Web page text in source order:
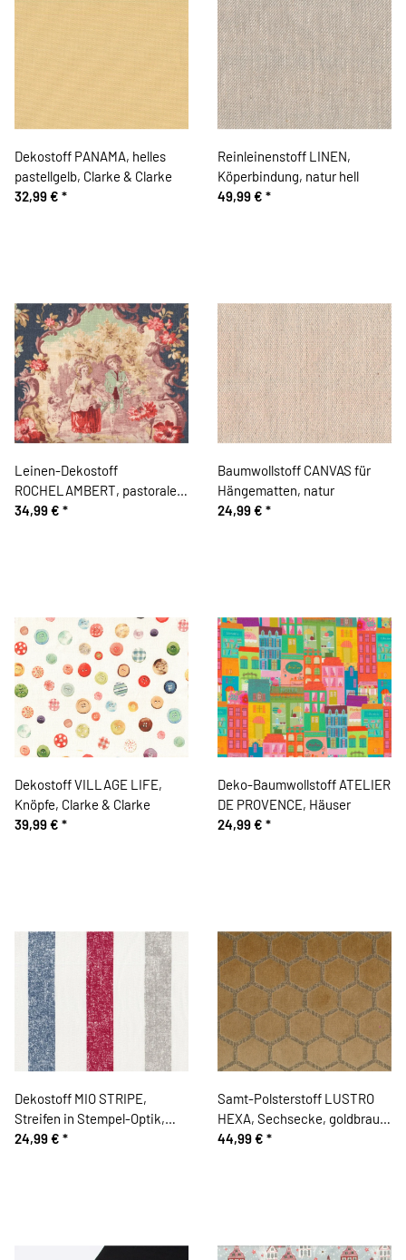
Dekostoff PANAMA, helles
pastellgelb, Clarke & Clarke
32,99 € *
Reinleinenstoff LINEN,
Köperbindung, natur hell
49,99 € *
Leinen-Dekostoff
ROCHELAMBERT, pastorale
Szenerie, altrosa-gedecktes
34,99 € *
Baumwollstoff CANVAS für
Hängematten, natur
24,99 € *
Dekostoff VILLAGE LIFE,
Knöpfe, Clarke & Clarke
39,99 € *
Deko-Baumwollstoff ATELIER
DE PROVENCE, Häuser
24,99 € *
Dekostoff MIO STRIPE,
Streifen in Stempel-Optik,
weiß-blau-rot
24,99 € *
Samt-Polsterstoff LUSTRO
HEXA, Sechsecke, goldbraun,
Sanderson
44,99 € *